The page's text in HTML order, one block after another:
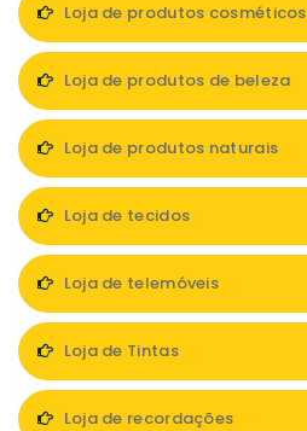
Loja de produtos cosméticos
Loja de produtos de beleza
Loja de produtos naturais
Loja de tecidos
Loja de telemóveis
Loja de Tintas
Loja de recordações